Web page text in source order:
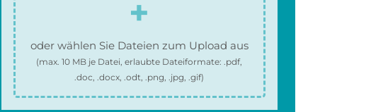
oder wählen Sie Dateien zum Upload aus
(max.10 MB je Datei, erlaubte Dateiformate:.pdf,
.doc, .docx, .odt, .png, .jpg, .gif)